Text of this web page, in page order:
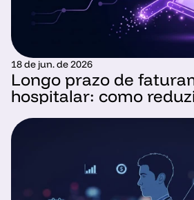
18 de jun. de 2026
Longo prazo de
hospitalar: como